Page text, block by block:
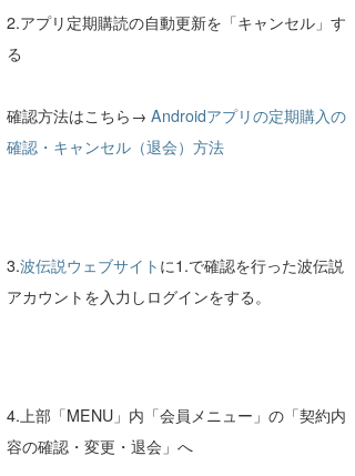
2.アプリ定期購読の自動更新を「キャンセル」す
る
確認方法はこちら→ Androidアプリの定期購入の
確認・キャンセル（退会）方法
3.波伝説ウェブサイト に1.で確認を行った波伝説
アカウントを入力しログインをする。
4.上部「MENU」内「会員メニュー」の「契約内
容の確認・変更・退会」へ